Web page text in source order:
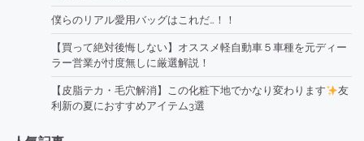
僕らのリアル愛用バッグはこれだ…！！
【買って絶対後悔しない】オススメ軽自動車５車種を元ディー
ラー営業が忖度無しに厳選解説！
【皮脂テカ・毛穴解消】この化粧下地でかなり変わります
友
利新の夏におすすめアイテム3選